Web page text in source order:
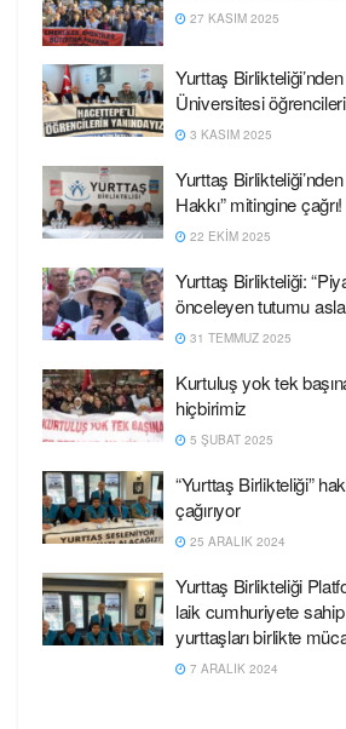
27 KASIM 2025
Yurttaş
Üniversitesi
3 KASIM 2025
Yurttaş
Hakkı” mitingine çağrı!
22 EKIM 2025
Yurttaş Birlikteliği:
önceleyen tutumu
31 TEMMUZ 2025
Kurtuluş yok tek
hiçbirimiz
5 ŞUBAT 2025
“Yurttaş Birlikteliği”
çağırıyor
25 ARALIK 2024
Yurttaş Birlikteliği
laik cumhuriyete
yurttaşları birlikte
7 ARALIK 2024